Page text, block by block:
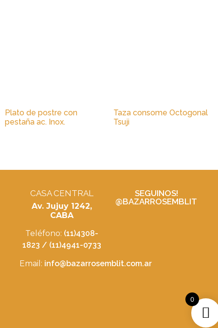
Plato de postre con
pestaña ac. Inox.
Taza consome Octogonal
Tsuji
CASA CENTRAL
Av. Jujuy 1242,
CABA
Teléfono: (11)4308-
1823 / (11)4941-0733
Email: info@bazarrosemblit.com.ar
SEGUINOS!
@BAZARROSEMBLIT
0